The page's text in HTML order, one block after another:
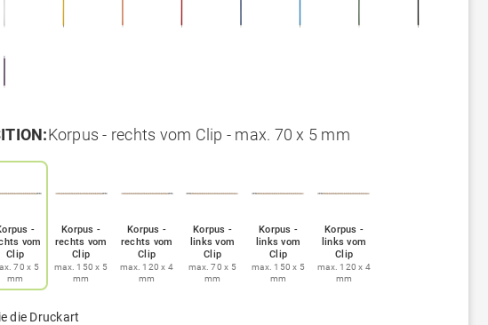
Korpus - rechts vom Clip - max. 70 x 5 mm
-
vom
Clip
70 x 5
mm
Korpus -
rechts vom
Clip
max. 150 x 5
mm
Korpus -
rechts vom
Clip
max. 120 x 4
mm
Korpus -
links vom
Clip
max. 70 x 5
mm
Korpus -
links vom
Clip
max. 150 x 5
mm
Korpus -
links vom
Clip
max. 120 x 4
mm
die Druckart